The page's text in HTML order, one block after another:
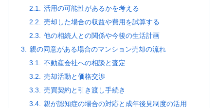
活用の可能性があるかを考える
売却した場合の収益や費用を試算する
他の相続人との関係や今後の生活計画
親の同意がある場合のマンション売却の流れ
不動産会社への相談と査定
売却活動と価格交渉
売買契約と引き渡し手続き
親が認知症の場合の対応と成年後見制度の活用